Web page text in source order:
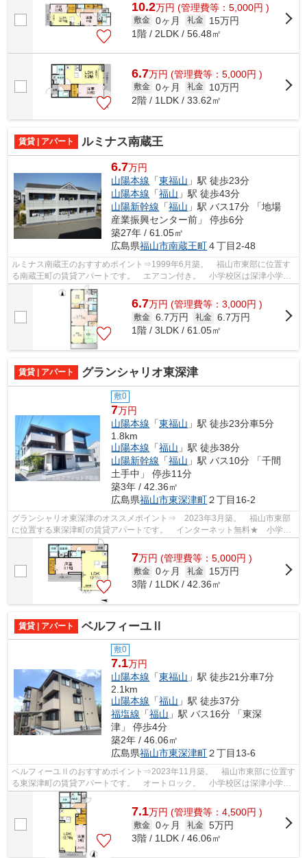
10.2万円 (管理費等：5,000円 )
敷金 0ヶ月 礼金
15万円
1階 / 2LDK / 56.48㎡
6.7万円 (管理費等：5,000円 )
敷金 0ヶ月 礼金
10万円
2階 / 1LDK / 33.62㎡
賃貸 | アパート ルミナス南蔵王
6.7万円
山陽本線 「東福山 」駅 徒歩23分
山陽本線 「福山 」駅 徒歩43分
山陽新幹線 「福山 」駅 バス17分 「地場
産業振興センター前」 停歩6分
築27年 / 61.05㎡
広島県福山市南蔵王町４丁目2-48
ルミナス南蔵王のおすすめポイント⇒1999年6月築。 福山市東部に位置す
る南蔵王町の賃貸アパートです。 エアコン付き。 小学校区は深津小学校
です！ 徒歩約2分のところにはスーパー...
6.7万円 (管理費等：3,000円 )
敷金 6.7万円 礼金 6.7万円
1階 / 3LDK / 61.05㎡
賃貸 | アパート グランシャリオ東深津
敷0
7万円
山陽本線 「東福山 」駅 徒歩23分車5分
1.8km
山陽本線 「福山 」駅 徒歩38分
山陽新幹線 「福山 」駅 バス10分 「千間
土手中」 停歩11分
築3年 / 42.36㎡
広島県福山市東深津町２丁目16-2
グランシャリオ東深津のオススメポイント⇒ 2023年3月築。 福山市東部
に位置する東深津町の賃貸アパートです。 インターネット無料★ 小学校
区は深津小学校です。 徒歩約4分のとこ...
7万円 (管理費等：5,000円 )
敷金 0ヶ月 礼金
15万円
3階 / 1LDK / 42.36㎡
賃貸 | アパート ベルフィーユⅡ
敷0
7.1万円
山陽本線 「東福山 」駅 徒歩21分車7分
2.1km
山陽本線 「福山 」駅 徒歩37分
福塩線 「福山 」駅 バス16分 「東深
津」 停歩4分
築2年 / 46.06㎡
広島県福山市東深津町２丁目13-6
ベルフィーユⅡのおすすめポイント⇒2023年11月築。 福山市東部に位置す
る東深津町の賃貸アパートです。 オートロック。 小学校区は深津小学校
です！ 徒歩約4分のところにはドラック...
7.1万円 (管理費等：4,500円 )
敷金 0ヶ月 礼金 5万円
3階 / 1LDK / 46.06㎡